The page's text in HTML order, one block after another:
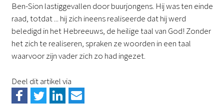
Ben-Sion lastiggevallen door buurjongens. Hij was ten einde
raad, totdat ... hij zich ineens realiseerde dat hij werd
beledigd in het Hebreeuws, de heilige taal van God! Zonder
het zich te realiseren, spraken ze woorden in een taal
waarvoor zijn vader zich zo had ingezet.
Deel dit artikel via